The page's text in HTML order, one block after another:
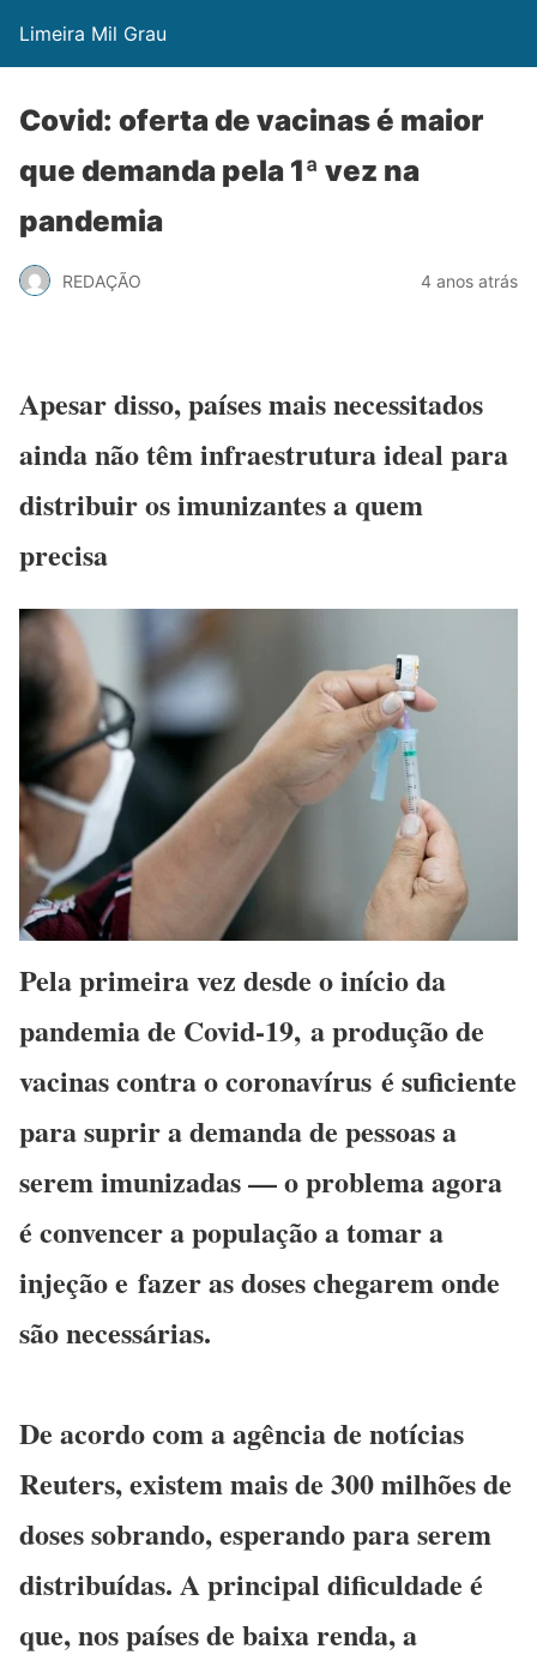
Limeira Mil Grau
Covid: oferta de vacinas é maior
que demanda pela 1ª vez na
pandemia
REDAÇÃO 4 anos atrás
Apesar disso, países mais necessitados
ainda não têm infraestrutura ideal para
distribuir os imunizantes a quem
precisa
Pela primeira vez desde o início da
pandemia de Covid-19, a produção de
vacinas contra o coronavírus é suficiente
para suprir a demanda de pessoas a
serem imunizadas — o problema agora
é convencer a população a tomar a
injeção e fazer as doses chegarem onde
são necessárias.
De acordo com a agência de notícias
Reuters, existem mais de 300 milhões de
doses sobrando, esperando para serem
distribuídas. A principal dificuldade é
que, nos países de baixa renda, a